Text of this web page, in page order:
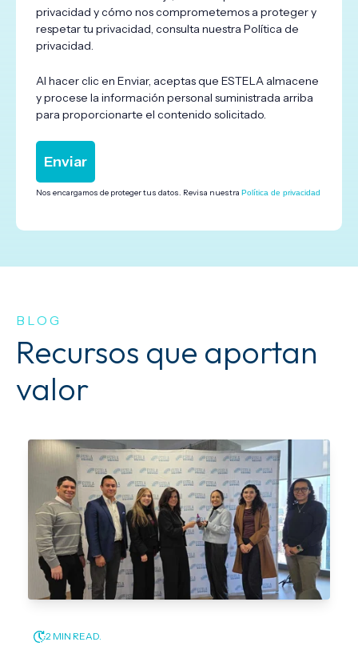
privacidad y cómo nos comprometemos a proteger y
respetar tu privacidad, consulta nuestra Política de
privacidad.
Al hacer clic en Enviar, aceptas que ESTELA almacene
y procese la información personal suministrada arriba
para proporcionarte el contenido solicitado.
Nos encargamos de proteger tus datos. Revisa nuestra Política de privacidad
BLOG
Recursos que aportan
valor
2 MIN READ.